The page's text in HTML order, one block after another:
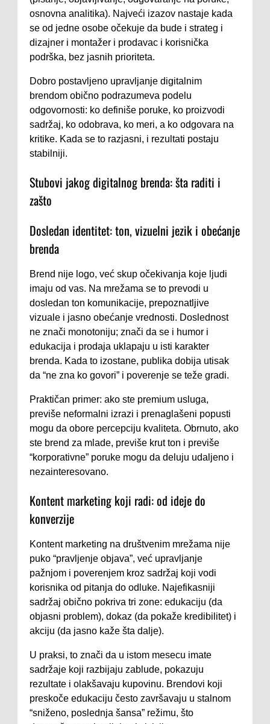
osnovna analitika). Najveći izazov nastaje kada
se od jedne osobe očekuje da bude i strateg i
dizajner i montažer i prodavac i korisnička
podrška, bez jasnih prioriteta.
Dobro postavljeno upravljanje digitalnim
brendom obično podrazumeva podelu
odgovornosti: ko definiše poruke, ko proizvodi
sadržaj, ko odobrava, ko meri, a ko odgovara na
kritike. Kada se to razjasni, i rezultati postaju
stabilniji.
Stubovi jakog digitalnog brenda: šta raditi i
zašto
Dosledan identitet: ton, vizuelni jezik i obećanje
brenda
Brend nije logo, već skup očekivanja koje ljudi
imaju od vas. Na mrežama se to prevodi u
dosledan ton komunikacije, prepoznatljive
vizuale i jasno obećanje vrednosti. Doslednost
ne znači monotoniju; znači da se i humor i
edukacija i prodaja uklapaju u isti karakter
brenda. Kada to izostane, publika dobija utisak
da “ne zna ko govori” i poverenje se teže gradi.
Praktičan primer: ako ste premium usluga,
previše neformalni izrazi i prenaglašeni popusti
mogu da obore percepciju kvaliteta. Obrnuto, ako
ste brend za mlade, previše krut ton i previše
“korporativne” poruke mogu da deluju udaljeno i
nezainteresovano.
Kontent marketing koji radi: od ideje do
konverzije
Kontent marketing na društvenim mrežama nije
puko “pravljenje objava”, već upravljanje
pažnjom i poverenjem kroz sadržaj koji vodi
korisnika od pitanja do odluke. Najefikasniji
sadržaj obično pokriva tri zone: edukaciju (da
objasni problem), dokaz (da pokaže kredibilitet) i
akciju (da jasno kaže šta dalje).
U praksi, to znači da u istom mesecu imate
sadržaje koji razbijaju zablude, pokazuju
rezultate i olakšavaju kupovinu. Brendovi koji
preskoče edukaciju često završavaju u stalnom
“sniženo, poslednja šansa” režimu, što